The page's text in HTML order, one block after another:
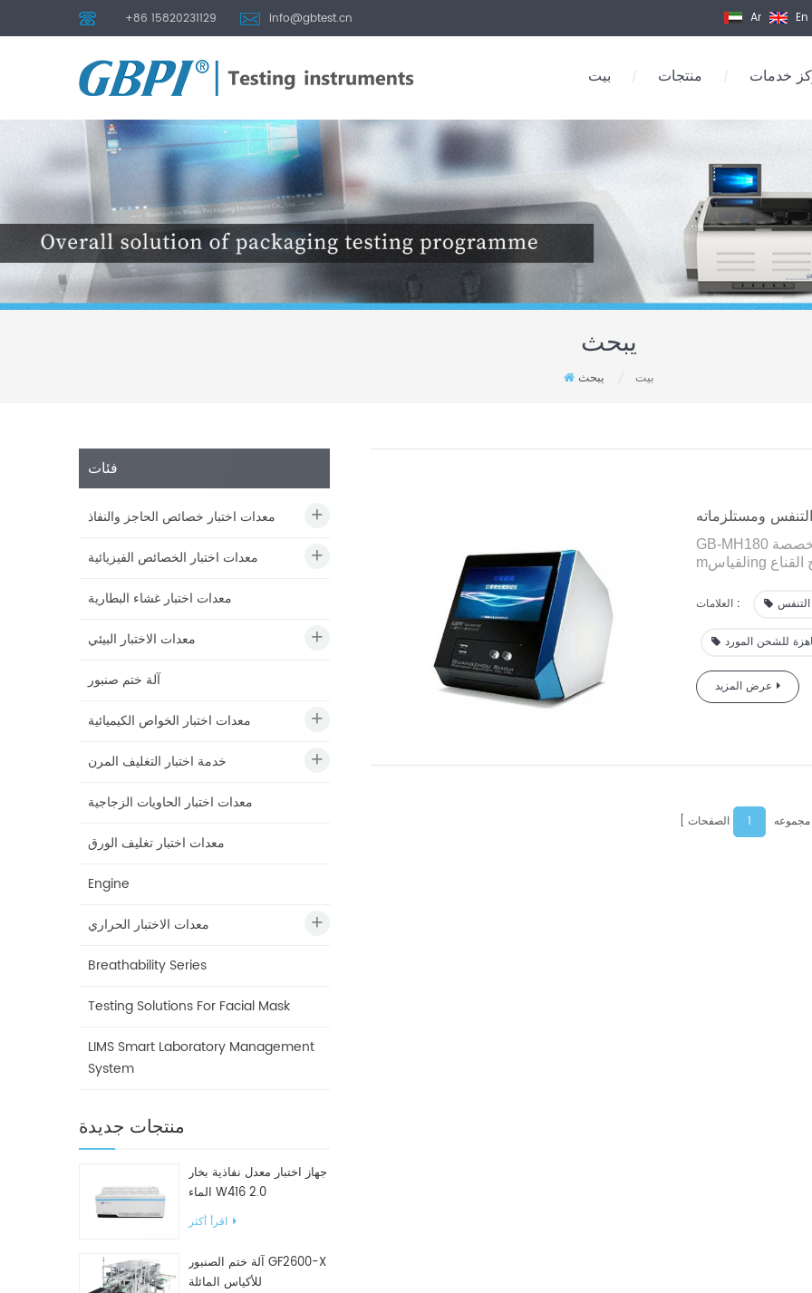
+86 15820231129 info@gbtest.cn Ar En
بيت / منتجات / خدمات
يبحث
بيت يبحث
فئات
معدات اختبار خصائص الحاجز والنفاذ
معدات اختبار الخصائص الفيزيائية
معدات اختبار غشاء البطارية
معدات الاختبار البيئي
آلة ختم صنبور
معدات اختبار الخواص الكيميائية
خدمة اختبار التغليف المرن
معدات اختبار الحاويات الزجاجية
معدات اختبار تغليف الورق
Engine
معدات الاختبار الحراري
Breathability Series
Testing Solutions For Facial Mask
LIMS Smart Laboratory Management
System
منتجات جديدة
جهاز اختبار معدل نفاذية بخار
الماء W416 2.0
اقرأ أكثر
آلة ختم الصنبور GF2600-X
للأكياس المائلة
ومستلزماته
GB-MH180
mلقياسing
19083-2010.
في
العلامات : التنفس
للشحن المورد
عرض المزيد
مجموعه 1 الصفحات